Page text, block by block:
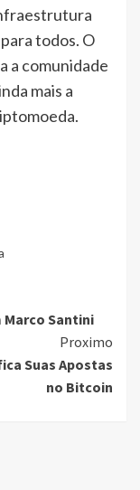
todos. O
a comunidade
mais a
Marco Santini
Proximo
Suas Apostas
no Bitcoin